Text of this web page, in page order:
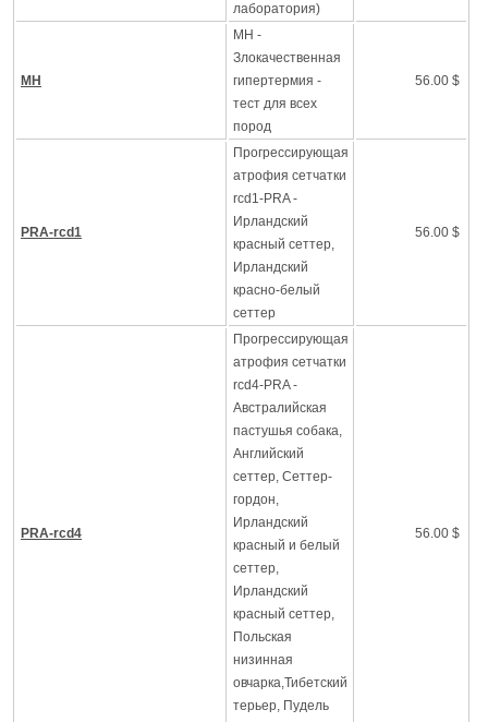
лаборатория)
MH
MH -
Злокачественная
гипертермия -
тест для всех
пород
56.00 $
PRA-rcd1
Прогрессирующая
атрофия сетчатки
rcd1-PRA -
Ирландский
красный сеттер,
Ирландский
красно-белый
сеттер
56.00 $
PRA-rcd4
Прогрессирующая
атрофия сетчатки
rcd4-PRA -
Австралийская
пастушья собака,
Английский
сеттер, Сеттер-
гордон,
Ирландский
красный и белый
сеттер,
Ирландский
красный сеттер,
Польская
низинная
овчарка,Тибетский
терьер, Пудель
56.00 $